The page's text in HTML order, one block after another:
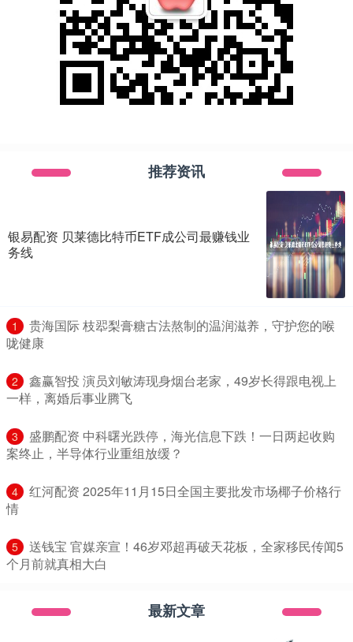
推荐资讯
银易配资 贝莱德比特币ETF成公司最赚钱业
务线
1
​贵海国际 枝翆梨膏糖古法熬制的温润滋养，守护您的喉
咙健康
2
​鑫赢智投 演员刘敏涛现身烟台老家，49岁长得跟电视上
一样，离婚后事业腾飞
3
​盛鹏配资 中科曙光跌停，海光信息下跌！一日两起收购
案终止，半导体行业重组放缓？
4
​红河配资 2025年11月15日全国主要批发市场椰子价格行
情
5
​送钱宝 官媒亲宣！46岁邓超再破天花板，全家移民传闻5
个月前就真相大白
最新文章